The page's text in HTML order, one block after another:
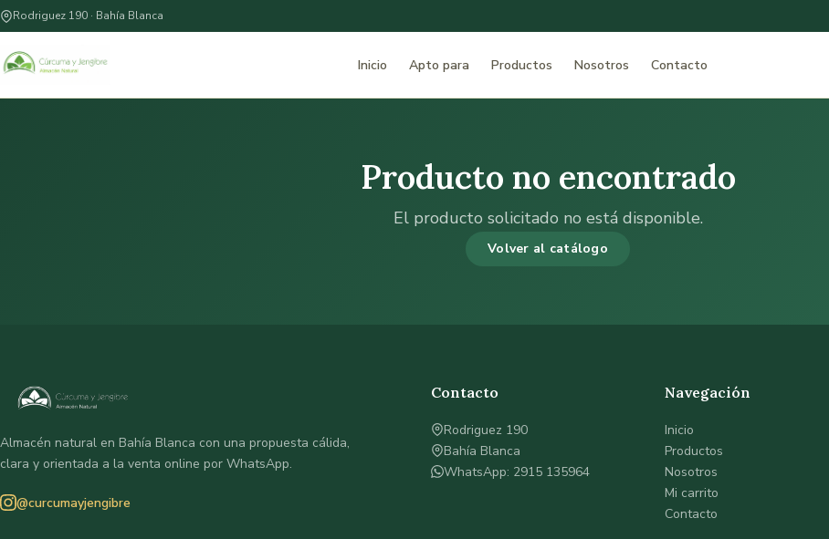
Rodriguez 190 · Bahía Blanca
Inicio Apto para Productos Nosotros Contacto
Producto no encontrado
El producto solicitado no está disponible.
Volver al catálogo
Almacén natural en Bahía Blanca con una propuesta cálida,
clara y orientada a la venta online por WhatsApp.
@curcumayjengibre
Contacto
Rodriguez 190
Bahía Blanca
WhatsApp: 2915 135964
Navegación
Inicio
Productos
Nosotros
Mi carrito
Contacto